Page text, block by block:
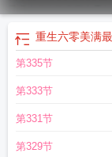
带着十亿物资穿回六零
回六零年代沈窈 我带着
年代全集
免费阅读我带着十亿物
十亿物资穿回六零年代
资穿越六零谢言顷
我
年代资源带着几十亿物
重生六零美满
第335节
第333节
第331节
第329节